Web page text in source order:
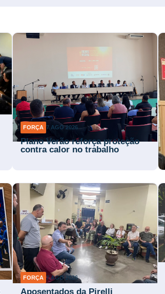
7 AGO 2026
Plano Verão reforça proteção